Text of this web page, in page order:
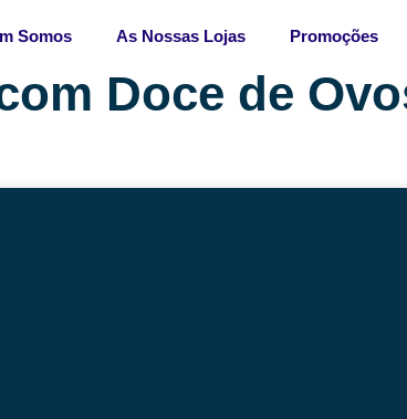
Somos As Nossas Lojas Promoções
Doce de